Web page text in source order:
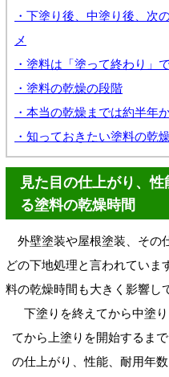
・下塗り後、中塗り後、次
メ
・塗料は「塗って終わり」
・塗料の乾燥の段階
・本当の乾燥までは約半年
・知っておきたい塗料の乾
見た目の仕上がり、
る塗料の乾燥時間
外壁塗装や屋根塗装、その
どの下地処理と言われていま
料の乾燥時間も大きく影響し
下塗りを終えてから中塗り
てから上塗りを開始するま
の仕上がり、性能、耐用年